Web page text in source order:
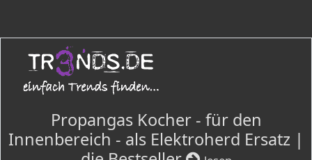
Propangas Kocher - für den
Innenbereich - als Elektroherd Ersatz |